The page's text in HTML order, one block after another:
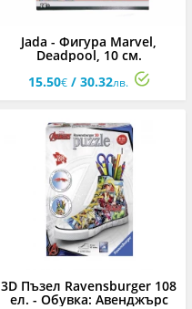
Jada - Фигура Marvel,
Deadpool, 10 см.
15.50€/ 30.32лв.
3D Пъзел Ravensburger 108
ел. - Обувка: Авенджърс